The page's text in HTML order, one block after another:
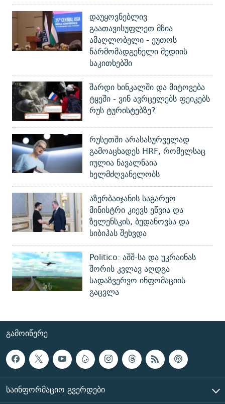
დაუყოვნებლივ
გაათავისუფლეთ მზია
ამაღლობელი - ეუთოს
წარმომადგენელი მედიის
საკითხებში
შარდი ხინკალში და მიტოვება
ტყეში - ვინ ავრცელებს ფეიკებს
რუს ტურისტებზე?
რუსეთში არასასურველად
გამოაცხადეს HRF, რომელსაც
იულია ნავალნაია
ხელმძღვანელობს
აზერბაიჯანის საგარეო
მინისტრი კიევს ეწვია და
ზელენსკის, ბუდანოვსა და
სიბიჰას შეხვდა
Politico: აშშ-სა და უკრაინას
შორის კვლავ აღდგა
სადაზვერვო ინფომაციის
გაცვლა
ᲒᲐᲛᲝᲘᲬᲔᲠᲔ
ᲡᲐᲘᲜᲤᲝᲠᲛᲐᲪᲘᲝ ᲒᲕᲔᲠᲓᲔᲑᲘ